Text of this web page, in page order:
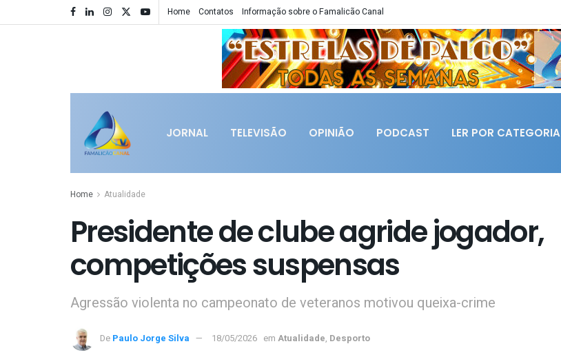
Home Contatos Informação sobre o Famalicão Canal
JORNAL TELEVISÃO OPINIÃO PODCAST LER POR CATEGORIA
Home Atualidade
Presidente de clube agride jogador,
competições suspensas
Agressão violenta no campeonato de veteranos motivou queixa-crime
De Paulo Jorge Silva 18/05/2026 em Atualidade, Desporto